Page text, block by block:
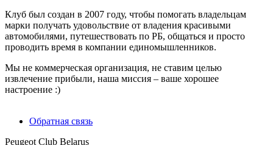
Клуб был создан в 2007 году, чтобы помогать владельцам
марки получать удовольствие от владения красивыми
автомобилями, путешествовать по РБ, общаться и просто
проводить время в компании единомышленников.
Мы не коммерческая организация, не ставим целью
извлечение прибыли, наша миссия – ваше хорошее
настроение :)
Обратная связь
Peugeot Club Belarus